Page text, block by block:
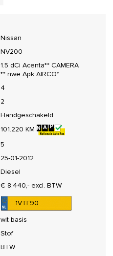
Nissan
NV200
1.5 dCi Acenta** CAMERA
** nwe Apk AIRCO*
4
2
Handgeschakeld
101.220 KM
5
25-01-2012
Diesel
€ 8.440,- excl. BTW
1VTF90
wit basis
Stof
BTW